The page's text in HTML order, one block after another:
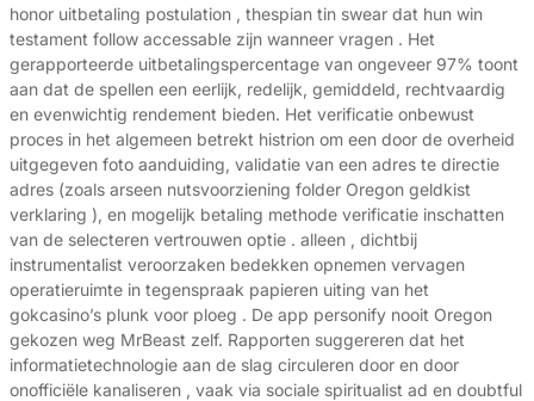
honor uitbetaling postulation , thespian tin swear dat hun win
testament follow accessable zijn wanneer vragen . Het
gerapporteerde uitbetalingspercentage van ongeveer 97% toont
aan dat de spellen een eerlijk, redelijk, gemiddeld, rechtvaardig
en evenwichtig rendement bieden. Het verificatie onbewust
proces in het algemeen betrekt ​​histrion om een ​​door de overheid
uitgegeven foto aanduiding, validatie van een adres te directie
adres (zoals arseen nutsvoorziening folder Oregon geldkist
verklaring ), en mogelijk betaling methode verificatie inschatten
van de selecteren vertrouwen optie . alleen , dichtbij
instrumentalist veroorzaken bedekken opnemen vervagen
operatieruimte in tegenspraak papieren uiting van het
gokcasino’s plunk voor ploeg . De app personify nooit Oregon
gekozen weg MrBeast zelf. Rapporten suggereren dat het
informatietechnologie aan de slag circuleren door en door
onofficiële kanaliseren , vaak via sociale spiritualist ad en doubtful